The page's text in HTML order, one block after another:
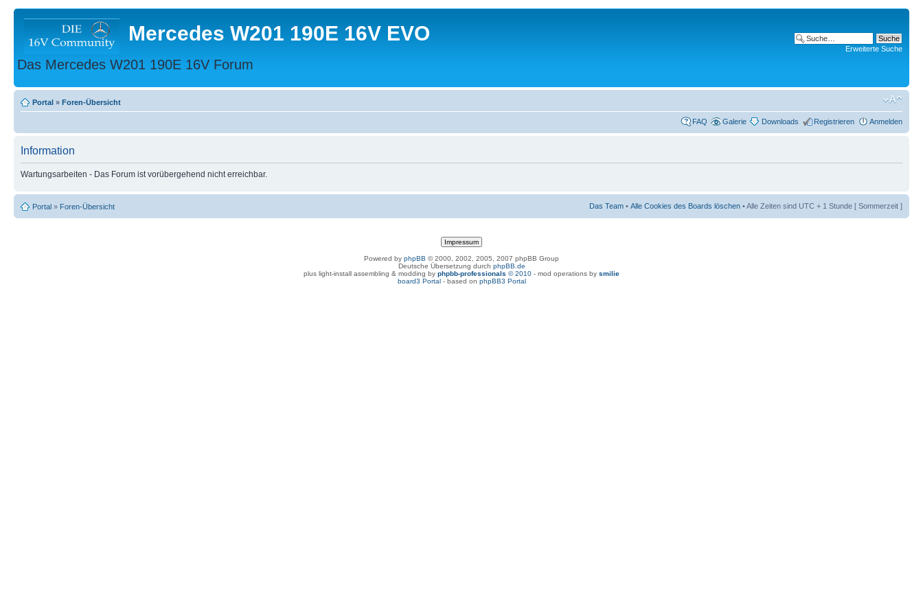
Mercedes W201 190E 16V EVO
Das Mercedes W201 190E 16V Forum
Erweiterte Suche
Portal » Foren-Übersicht
FAQ Galerie Downloads Registrieren Anmelden
Information
Wartungsarbeiten - Das Forum ist vorübergehend nicht erreichbar.
Portal » Foren-Übersicht Das Team • Alle Cookies des Boards löschen • Alle Zeiten sind UTC + 1 Stunde [ Sommerzeit ]
Powered by phpBB © 2000, 2002, 2005, 2007 phpBB Group
Deutsche Übersetzung durch phpBB.de
plus light-install assembling & modding by phpbb-professionals © 2010 - mod operations by smilie
board3 Portal- based on phpBB3 Portal